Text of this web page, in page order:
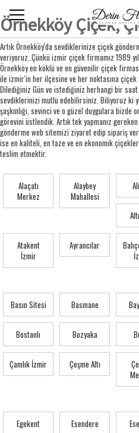
Örnekköy Çiçek,
Artık Örnekköy'da sevdiklerinize çiçek
veriyoruz..Çünkü izmir çiçek firmamız 1989
Örnekköy en köklü ve en güvenilir çiçek
ile izmir'in her ilçesine ve her noktasına
Dilediğiniz Gün ve istediğiniz herhangi bir
sevdiklerinizi mutlu edebilirsiniz. Biliyoruz ki
şaşkınlığı, sevinci ve o güzel duygulara
görevini üstlendik. Artık tek yapmanız
gönderme web sitemizi ziyaret edip sipariş
ise en kaliteli, en taze ve en ekonomik
teslim etmektir.
Alaçatı
Merkez
Alaybey
Mahallesi
Atakent
İzmir
Ayrancılar
Basın Sitesi Basmane
Bostanlı Bozyaka
Çamlık İzmir Çeşme Altı
Egekent Esendere